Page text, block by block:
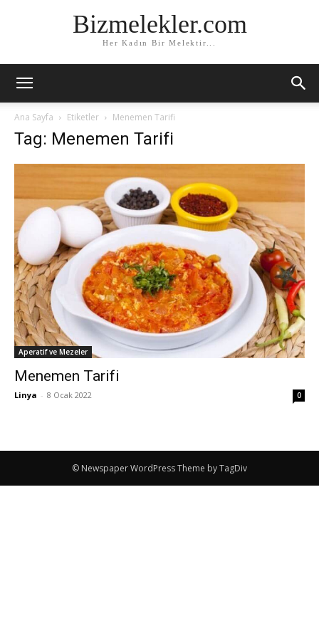
Bizmelekler.com
Her Kadın Bir Melektir...
Ana Sayfa Etiketler Menemen Tarifi
Tag: Menemen Tarifi
Aperatif ve Mezeler
Menemen Tarifi
Linya - 8 Ocak 2022 0
© Newspaper WordPress Theme by TagDiv